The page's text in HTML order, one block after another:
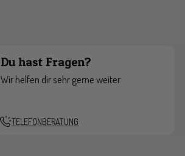
Du hast Fragen?
Wir helfen dir sehr gerne weiter.
TELEFONBERATUNG